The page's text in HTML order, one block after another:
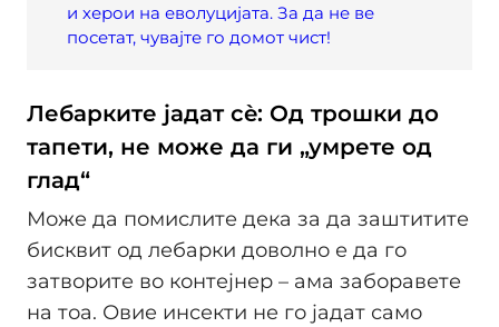
и херои на еволуцијата. За да не ве
посетат, чувајте го домот чист!
Лебарките јадат сè: Од трошки до
тапети, не може да ги „умрете од
глад“
Може да помислите дека за да заштитите
бисквит од лебарки доволно е да го
затворите во контејнер – ама заборавете
на тоа. Овие инсекти не го јадат само